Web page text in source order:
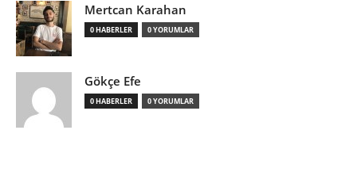
Mertcan Karahan
0 HABERLER 0 YORUMLAR
Gökçe Efe
0 HABERLER 0 YORUMLAR